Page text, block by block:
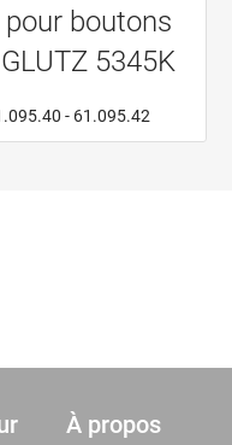
boutons
5345K
- 61.095.42
À propos